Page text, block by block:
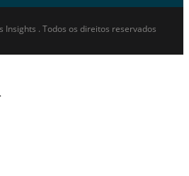
Insights . Todos os direitos reservados